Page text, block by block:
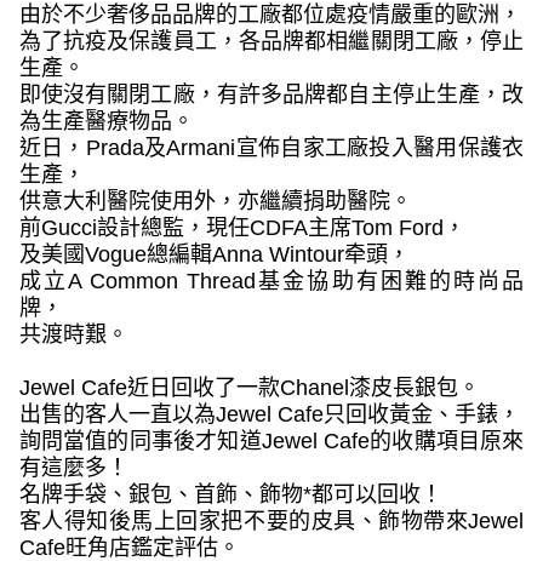
由於不少奢侈品品牌的工廠都位處疫情嚴重的歐洲，
為了抗疫及保護員工，各品牌都相繼關閉工廠，停止
生產。
即使沒有關閉工廠，有許多品牌都自主停止生產，改
為生產醫療物品。
近日， Prada及Armani宣佈自家工廠投入醫用保護衣
生產，
供意大利醫院使用外，亦繼續捐助醫院。
前Gucci設計總監，現任CDFA主席Tom Ford ，
及美國Vogue總編輯Anna Wintour牵頭，
成立A Common Thread基金協助有困難的時尚品
牌，
共渡時艱。
Jewel Cafe近日回收了一款Chanel漆皮長銀包。
出售的客人一直以為Jewel Cafe只回收黃金、手錶，
詢問當值的同事後才知道Jewel Cafe的收購項目原來
有這麼多！
名牌手袋、銀包、首飾、飾物*都可以回收！
客人得知後馬上回家把不要的皮具、飾物帶來Jewel
Cafe旺角店鑑定評估。